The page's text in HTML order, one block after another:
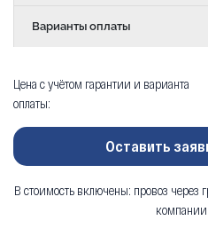
Варианты оплаты
Цена с учётом гарантии и варианта
оплаты:
Оставить
В стоимость включены: провоз через